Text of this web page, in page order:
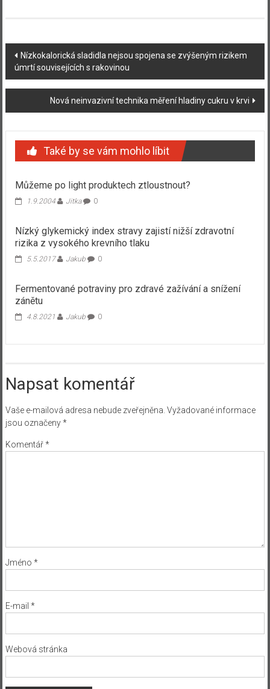
Navigace
příspěvku
Nízkokalorická sladidla nejsou spojena se zvýšeným rizikem
úmrtí souvisejících s rakovinou
Nová neinvazivní technika měření hladiny cukru v krvi
Také by se vám mohlo líbit
Můžeme po light produktech ztloustnout?
1.9.2004 Jitka 0
Nízký glykemický index stravy zajistí nižší zdravotní
rizika z vysokého krevního tlaku
5.5.2017 Jakub 0
Fermentované potraviny pro zdravé zažívání a snížení
zánětu
4.8.2021 Jakub 0
Napsat komentář
Vaše e-mailová adresa nebude zveřejněna. Vyžadované informace
jsou označeny*
Komentář*
Jméno *
E-mail *
Webová stránka